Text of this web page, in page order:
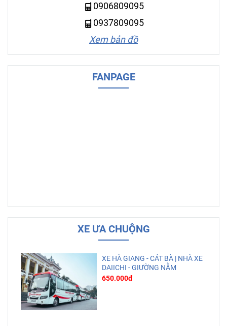
0906809095
0937809095
Xem bản đồ
FANPAGE
XE ƯA CHUỘNG
XE HÀ GIANG - CÁT BÀ | NHÀ XE
DAIICHI - GIƯỜNG NẰM
650.000đ